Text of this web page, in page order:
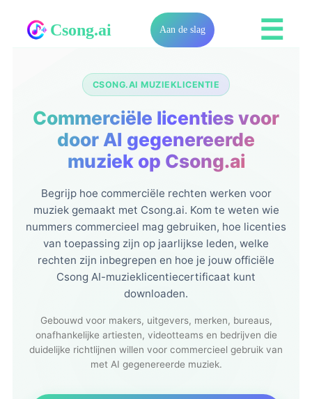
Csong.ai Aan de slag ☰
CSONG.AI MUZIEKLICENTIE
Commerciële licenties voor
door AI gegenereerde
muziek op Csong.ai
Begrijp hoe commerciële rechten werken voor
muziek gemaakt met Csong.ai. Kom te weten wie
nummers commercieel mag gebruiken, hoe licenties
van toepassing zijn op jaarlijkse leden, welke
rechten zijn inbegrepen en hoe je jouw officiële
Csong AI-muzieklicentiecertificaat kunt
downloaden.
Gebouwd voor makers, uitgevers, merken, bureaus,
onafhankelijke artiesten, videotteams en bedrijven die
duidelijke richtlijnen willen voor commercieel gebruik van
met AI gegenereerde muziek.